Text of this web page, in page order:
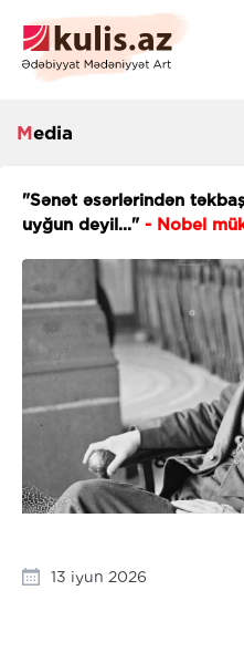
Media
"Sənət əsərlərindən
uyğun deyil..." - Nobel
13 iyun 2026